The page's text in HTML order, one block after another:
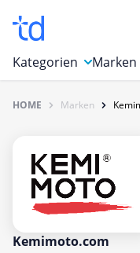
Kategorien
Auto, Motorrad &
Bücher & Magazine
Computer & Elektronik
Entertainment &
Essen & Trinken
Marken
HOME Marken
Kemimoto.com